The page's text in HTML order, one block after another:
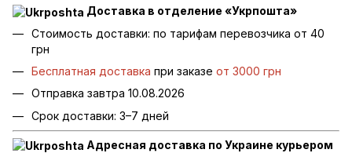
Доставка в отделение «Укрпошта»
Стоимость доставки: по тарифам перевозчика от 40
грн
Бесплатная доставка при заказе от 3000 грн
Отправка завтра 10.08.2026
Срок доставки: 3–7 дней
Адресная доставка по Украине курьером